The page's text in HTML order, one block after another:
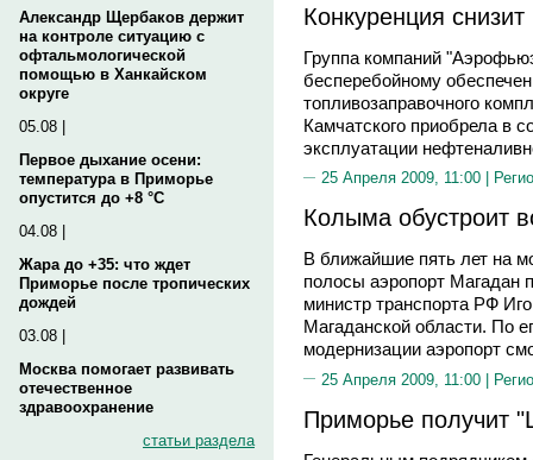
Александр Щербаков держит
на контроле ситуацию с
офтальмологической
помощью в Ханкайском
округе
05.08 |
Первое дыхание осени:
температура в Приморье
опустится до +8 °C
04.08 |
Жара до +35: что ждет
Приморье после тропических
дождей
03.08 |
Москва помогает развивать
отечественное
здравоохранение
статьи раздела
Конкуренция
Группа компаний
бесперебойному
топливозаправочного
Камчатского приобрела в
эксплуатации
25 Апреля 2009, 11:00 |
Колыма обустроит
В ближайшие пять лет на
полосы аэропорт Магадан
министр транспорта РФ
Магаданской области. По
модернизации аэропорт
25 Апреля 2009, 11:00 |
Приморье получит